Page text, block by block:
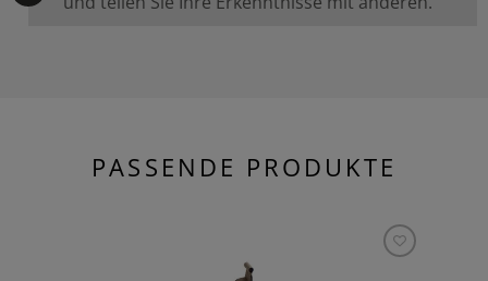
PASSENDE PRODUKTE